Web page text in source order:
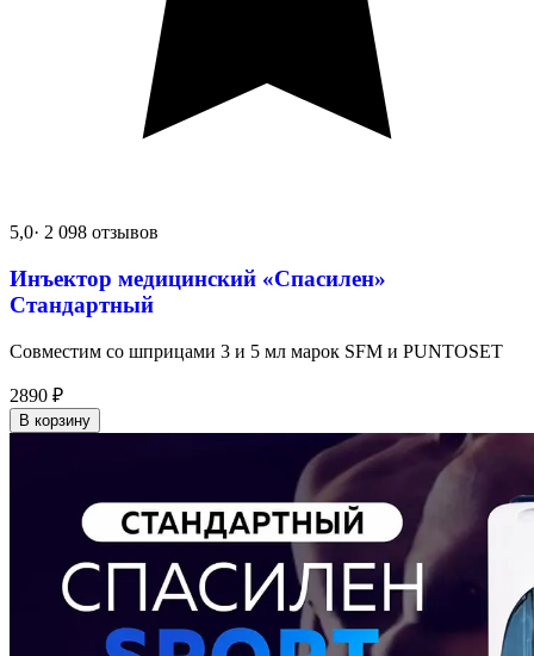
5,0· 2 098 отзывов
Инъектор медицинский «Спасилен»
Стандартный
Совместим со шприцами 3 и 5 мл марок SFM и PUNTOSET
2890 ₽
В корзину